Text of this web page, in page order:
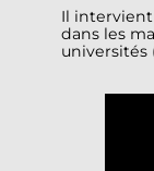
Il intervient
dans les
universités